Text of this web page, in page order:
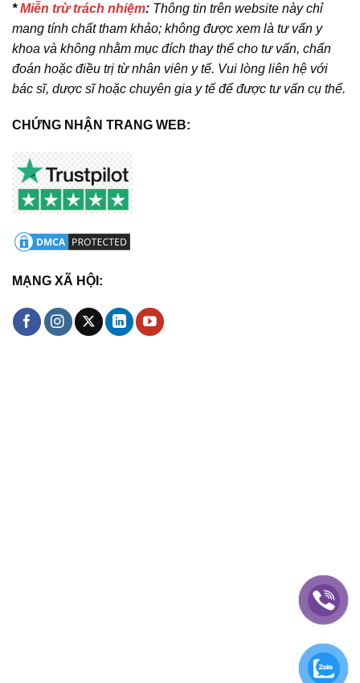
*Miễn trừ trách nhiệm: Thông tin trên website này chỉ
mang tính chất tham khảo; không được xem là tư vấn y
khoa và không nhằm mục đích thay thế cho tư vấn, chẩn
đoán hoặc điều trị từ nhân viên y tế. Vui lòng liên hệ với
bác sĩ, dược sĩ hoặc chuyên gia y tế để được tư vấn cụ thể.
CHỨNG NHẬN TRANG WEB:
MẠNG XÃ HỘI: